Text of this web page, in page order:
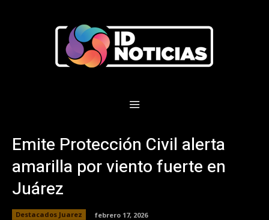
Emite Protección Civil alerta
amarilla por viento fuerte en
Juárez
Destacados Juarez febrero 17, 2026